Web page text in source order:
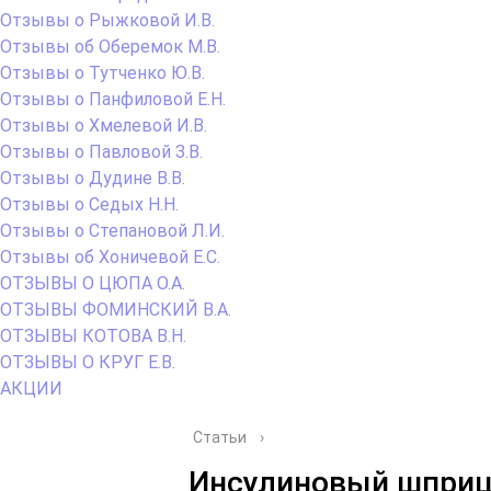
Отзывы о Рыжковой И.В.
Отзывы об Оберемок М.В.
Отзывы о Тутченко Ю.В.
Отзывы о Панфиловой Е.Н.
Отзывы о Хмелевой И.В.
Отзывы о Павловой З.В.
Отзывы о Дудине В.В.
Отзывы о Седых Н.Н.
Отзывы о Степановой Л.И.
Отзывы об Хоничевой Е.С.
ОТЗЫВЫ О ЦЮПА О.А.
ОТЗЫВЫ ФОМИНСКИЙ В.А.
ОТЗЫВЫ КОТОВА В.Н.
ОТЗЫВЫ О КРУГ Е.В.
АКЦИИ
Статьи ›
Инсулиновый